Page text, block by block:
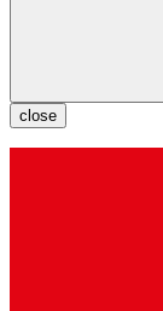
close